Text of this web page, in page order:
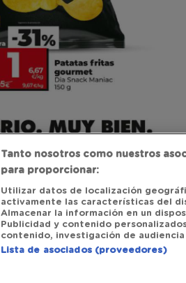
Tanto nosotros como nuestros
para proporcionar:
Utilizar datos de localización
activamente las características del
Almacenar la información en un
Publicidad y contenido
contenido, investigación de
Lista de asociados (proveedores)